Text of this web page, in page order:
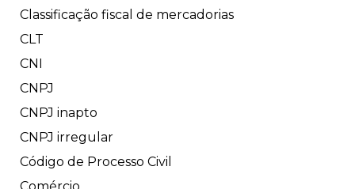
Classificação fiscal de mercadorias
CLT
CNI
CNPJ
CNPJ inapto
CNPJ irregular
Código de Processo Civil